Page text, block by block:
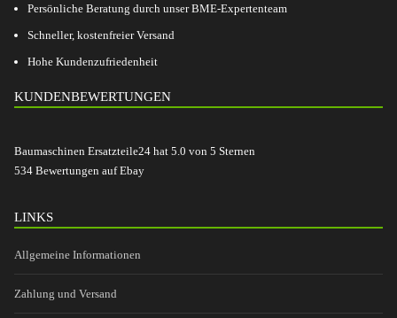
Persönliche Beratung durch unser BME-Expertenteam
Schneller, kostenfreier Versand
Hohe Kundenzufriedenheit
KUNDENBEWERTUNGEN
Baumaschinen Ersatzteile24 hat 5.0 von 5 Sternen
534 Bewertungen auf Ebay
LINKS
Allgemeine Informationen
Zahlung und Versand